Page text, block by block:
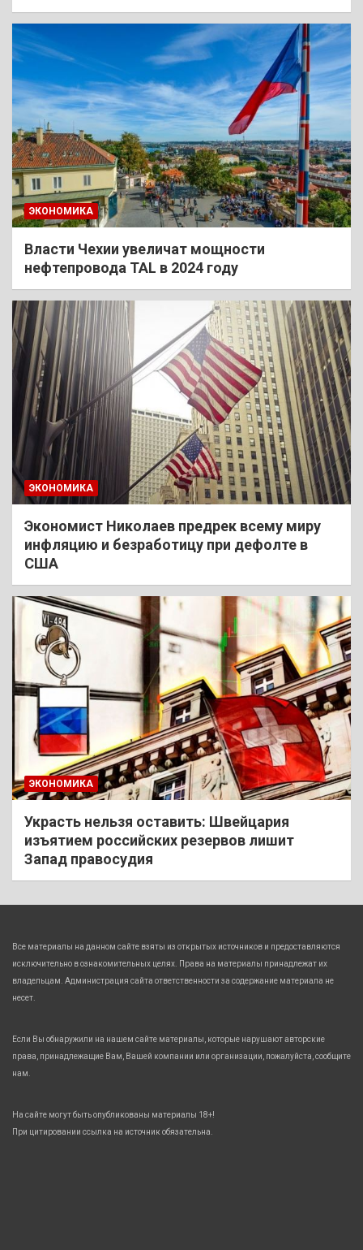
ЭКОНОМИКА
Власти Чехии увеличат мощности
нефтепровода TAL в 2024 году
ЭКОНОМИКА
Экономист Николаев предрек всему миру
инфляцию и безработицу при дефолте в
США
ЭКОНОМИКА
Украсть нельзя оставить: Швейцария
изъятием российских резервов лишит
Запад правосудия
Все материалы на данном сайте взяты из открытых источников и предоставляются
исключительно в ознакомительных целях. Права на материалы принадлежат их
владельцам. Администрация сайта ответственности за содержание материала не
несет.
Если Вы обнаружили на нашем сайте материалы, которые нарушают авторские
права, принадлежащие Вам, Вашей компании или организации, пожалуйста, сообщите
нам.
На сайте могут быть опубликованы материалы 18+!
При цитировании ссылка на источник обязательна.